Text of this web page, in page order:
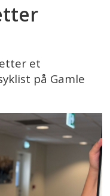
et
på Gamle